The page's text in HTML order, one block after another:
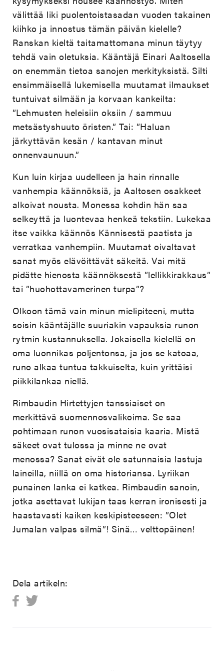
välittää liki puolentoistasadan vuoden takainen
kiihko ja innostus tämän päivän kielelle?
Ranskan kieltä taitamattomana minun täytyy
tehdä vain oletuksia. Kääntäjä Einari Aaltosella
on enemmän tietoa sanojen merkityksistä. Silti
ensimmäisellä lukemisella muutamat ilmaukset
tuntuivat silmään ja korvaan kankeilta:
”Lehmusten heleisiin oksiin / sammuu
metsästyshuuto öristen.” Tai: ”Haluan
järkyttävän kesän / kantavan minut
onnenvaunuun.”
Kun luin kirjaa uudelleen ja hain rinnalle
vanhempia käännöksiä, ja Aaltosen osakkeet
alkoivat nousta. Monessa kohdin hän saa
selkeyttä ja luontevaa henkeä tekstiin. Lukekaa
itse vaikka käännös Kännisestä paatista ja
verratkaa vanhempiin. Muutamat oivaltavat
sanat myös elävöittävät säkeitä. Vai mitä
pidätte hienosta käännöksestä ”lellikkirakkaus”
tai ”huohottavamerinen turpa”?
Olkoon tämä vain minun mielipiteeni, mutta
soisin kääntäjälle suuriakin vapauksia runon
rytmin kustannuksella. Jokaisella kielellä on
oma luonnikas poljentonsa, ja jos se katoaa,
runo alkaa tuntua takkuiselta, kuin yrittäisi
piikkilankaa niellä.
Rimbaudin Hirtettyjen tanssiaiset on
merkittävä suomennosvalikoima. Se saa
pohtimaan runon vuosisataisia kaaria. Mistä
säkeet ovat tulossa ja minne ne ovat
menossa? Sanat eivät ole satunnaisia lastuja
laineilla, niillä on oma historiansa. Lyriikan
punainen lanka ei katkea. Rimbaudin sanoin,
jotka asettavat lukijan taas kerran ironisesti ja
haastavasti kaiken keskipisteeseen: ”Olet
Jumalan valpas silmä”! Sinä… velttopäinen!
Dela artikeln: